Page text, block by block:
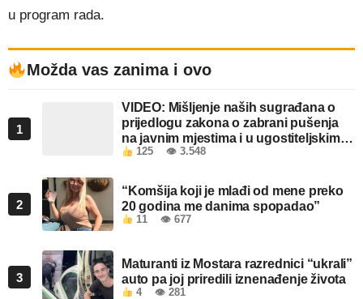
u program rada.
Možda vas zanima i ovo
1
VIDEO: Mišljenje naših sugrađana o
prijedlogu zakona o zabrani pušenja
na javnim mjestima i u ugostiteljskim
objektima u FBiH
125 👁 3.548
2
“Komšija koji je mlađi od mene preko
20 godina me danima spopadao”
11 👁 677
3
Maturanti iz Mostara razrednici “ukrali”
auto pa joj priredili iznenađenje života
4 👁 281